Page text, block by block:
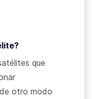
que
otro modo